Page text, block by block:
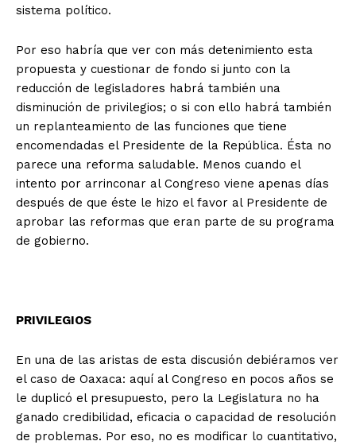
sistema político.
Por eso habría que ver con más detenimiento esta
propuesta y cuestionar de fondo si junto con la
reducción de legisladores habrá también una
disminución de privilegios; o si con ello habrá también
un replanteamiento de las funciones que tiene
encomendadas el Presidente de la República. Ésta no
parece una reforma saludable. Menos cuando el
intento por arrinconar al Congreso viene apenas días
después de que éste le hizo el favor al Presidente de
aprobar las reformas que eran parte de su programa
de gobierno.
PRIVILEGIOS
En una de las aristas de esta discusión debiéramos ver
el caso de Oaxaca: aquí al Congreso en pocos años se
le duplicó el presupuesto, pero la Legislatura no ha
ganado credibilidad, eficacia o capacidad de resolución
de problemas. Por eso, no es modificar lo cuantitativo,